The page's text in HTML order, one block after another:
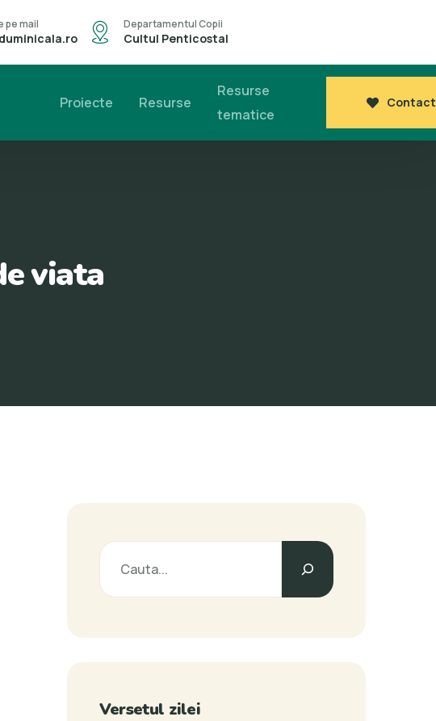
mail Departamentul Copii
Cultul Penticostal
Proiecte Resurse
Resurse
tematice
Contact
viata
Versetul zilei